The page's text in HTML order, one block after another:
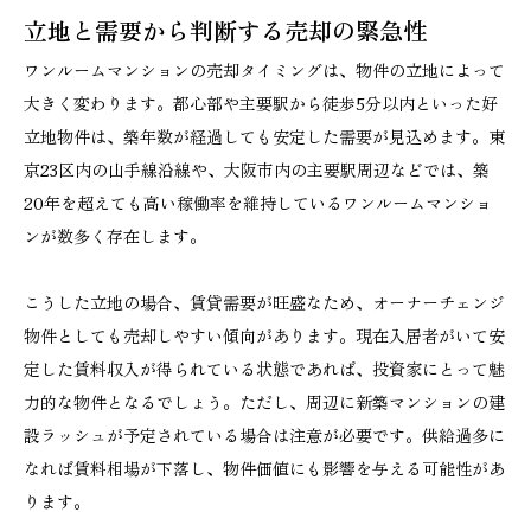
立地と需要から判断する売却の緊急性
ワンルームマンションの売却タイミングは、物件の立地によって
大きく変わります。都心部や主要駅から徒歩5分以内といった好
立地物件は、築年数が経過しても安定した需要が見込めます。東
京23区内の山手線沿線や、大阪市内の主要駅周辺などでは、築
20年を超えても高い稼働率を維持しているワンルームマンショ
ンが数多く存在します。
こうした立地の場合、賃貸需要が旺盛なため、オーナーチェンジ
物件としても売却しやすい傾向があります。現在入居者がいて安
定した賃料収入が得られている状態であれば、投資家にとって魅
力的な物件となるでしょう。ただし、周辺に新築マンションの建
設ラッシュが予定されている場合は注意が必要です。供給過多に
なれば賃料相場が下落し、物件価値にも影響を与える可能性があ
ります。